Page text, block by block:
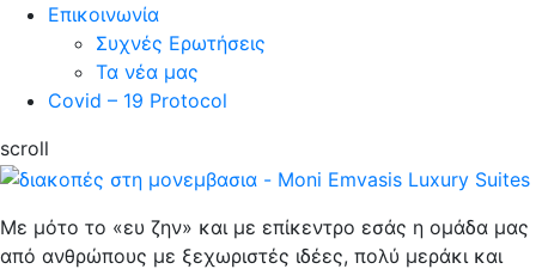
Επικοινωνία
Συχνές Ερωτήσεις
Τα νέα μας
Covid – 19 Protocol
scroll
Με μότο το «ευ ζην» και με επίκεντρο εσάς η ομάδα μας
από ανθρώπους με ξεχωριστές ιδέες, πολύ μεράκι και